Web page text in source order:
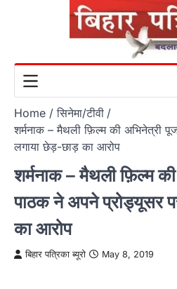
Home
सिनेमा/टीवी
शर्मनाक – मैथली फ़िल्म की अभिनेत्री
लगाया छेड़-छाड़ का आरोप
शर्मनाक – मैथली फ़िल्म
पाठक ने अपने प्रोड्यूसर
का आरोप
बिहार पत्रिका ब्यूरो May 8, 2019